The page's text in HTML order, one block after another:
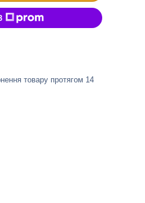
товару протягом 14